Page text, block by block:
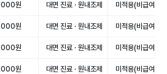
원 대면 진료 · 원내조제 미적용(비급여)
원 대면 진료 · 원내조제 미적용(비급여)
원 대면 진료 · 원내조제 미적용(비급여)
원 대면 진료 · 원내조제 미적용(비급여)